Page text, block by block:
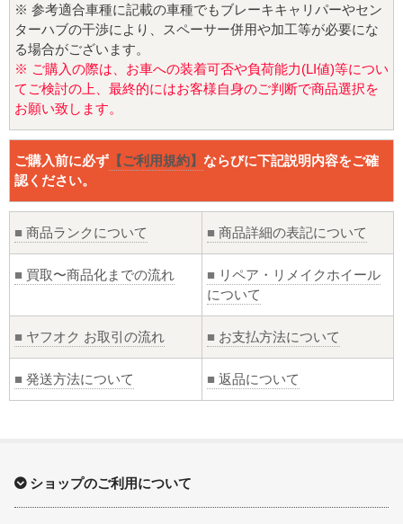
※ 参考適合車種に記載の車種でもブレーキキャリパーやセン
ターハブの干渉により、スペーサー併用や加工等が必要にな
る場合がございます。
※ ご購入の際は、お車への装着可否や負荷能力(LI値)等につい
てご検討の上、最終的にはお客様自身のご判断で商品選択を
お願い致します。
ご購入前に必ず 【ご利用規約】 ならびに下記説明内容をご確
認ください。
■ 商品ランクについて ■ 商品詳細の表記について
■ 買取〜商品化までの流れ ■ リペア・リメイクホイール
について
■ ヤフオク お取引の流れ ■ お支払方法について
■ 発送方法について ■ 返品について
ショップのご利用について